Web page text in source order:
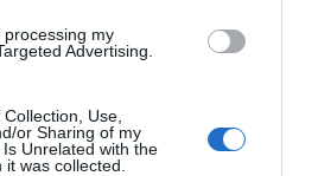
my
Advertising.
Use,
or Sharing of my
Unrelated with the
was collected.